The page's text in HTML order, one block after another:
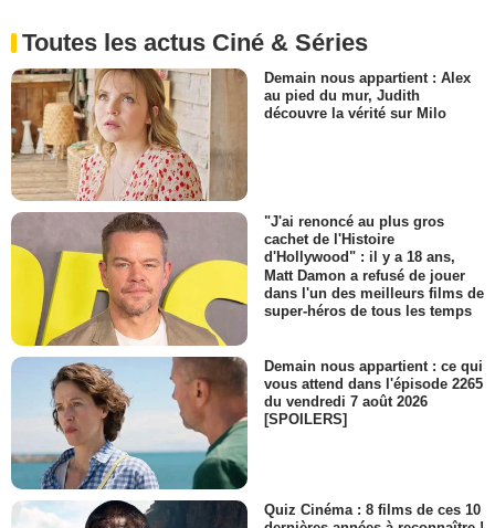
Toutes les actus Ciné & Séries
Demain nous appartient : Alex
au pied du mur, Judith
découvre la vérité sur Milo
"J'ai renoncé au plus gros
cachet de l'Histoire
d'Hollywood" : il y a 18 ans,
Matt Damon a refusé de jouer
dans l'un des meilleurs films de
super-héros de tous les temps
Demain nous appartient : ce qui
vous attend dans l'épisode 2265
du vendredi 7 août 2026
[SPOILERS]
Quiz Cinéma : 8 films de ces 10